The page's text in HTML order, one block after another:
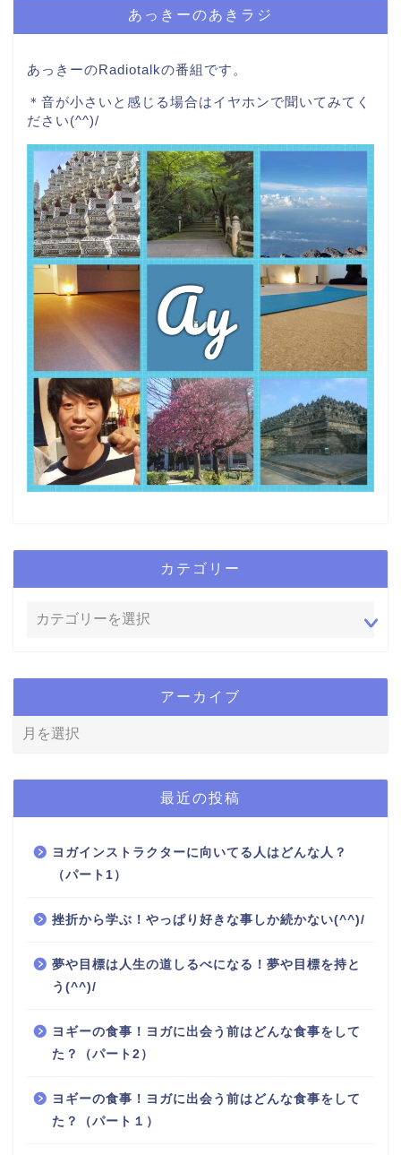
あっきーのあきラジ
あっきーのRadiotalkの番組です。
＊音が小さいと感じる場合はイヤホンで聞いてみてく
ださい(^^)/
カテゴリー
アーカイブ
最近の投稿
ヨガインストラクターに向いてる人はどんな人？
（パート1）
挫折から学ぶ！やっぱり好きな事しか続かない(^^)/
夢や目標は人生の道しるべになる！夢や目標を持と
う(^^)/
ヨギーの食事！ヨガに出会う前はどんな食事をして
た？（パート2）
ヨギーの食事！ヨガに出会う前はどんな食事をして
た？（パート１）